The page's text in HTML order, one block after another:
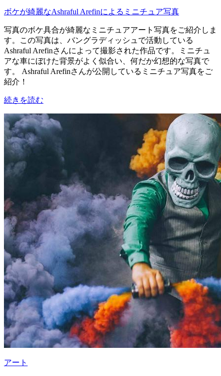
ボケが綺麗なAshraful Arefinによるミニチュア写真
写真のボケ具合が綺麗なミニチュアアート写真をご紹介しま
す。この写真は、バングラディッシュで活動している
Ashraful Arefinさんによって撮影された作品です。ミニチュ
アな車にぼけた背景がよく似合い、何だか幻想的な写真で
す。 Ashraful Arefinさんが公開しているミニチュア写真をご
紹介！
続きを読む
アート